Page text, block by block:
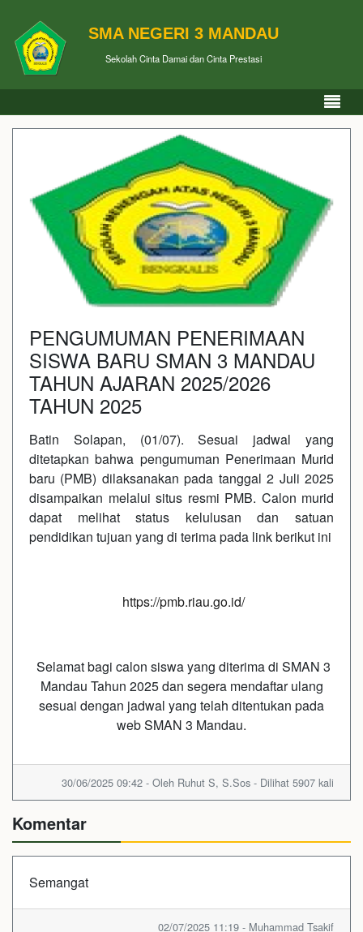
SMA NEGERI 3 MANDAU
Sekolah Cinta Damai dan Cinta Prestasi
PENGUMUMAN PENERIMAAN
SISWA BARU SMAN 3 MANDAU
TAHUN AJARAN 2025/2026
TAHUN 2025
Batin Solapan, (01/07). Sesuai jadwal yang
ditetapkan bahwa pengumuman Penerimaan Murid
baru (PMB) dilaksanakan pada tanggal 2 Juli 2025
disampaikan melalui situs resmi PMB. Calon murid
dapat melihat status kelulusan dan satuan
pendidikan tujuan yang di terima pada link berikut ini
https://pmb.riau.go.id/
Selamat bagi calon siswa yang diterima di SMAN 3
Mandau Tahun 2025 dan segera mendaftar ulang
sesuai dengan jadwal yang telah ditentukan pada
web SMAN 3 Mandau.
30/06/2025 09:42 - Oleh Ruhut S, S.Sos - Dilihat 5907 kali
Komentar
Semangat
02/07/2025 11:19 - Muhammad Tsakif